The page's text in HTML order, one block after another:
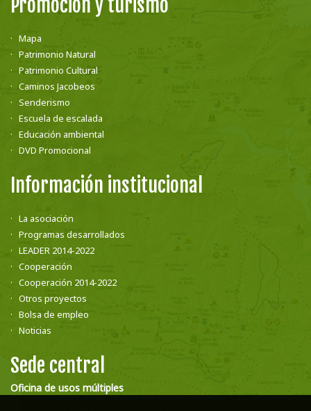
Promoción y turismo
Mapa
Patrimonio Natural
Patrimonio Cultural
Caminos Jacobeos
Senderismo
Escuela de escalada
Educación ambiental
DVD Promocional
Información institucional
La asociación
Programas desarrollados
LEADER 2014-2022
Cooperación
Cooperación 2014-2022
Otros proyectos
Bolsa de empleo
Noticias
Sede central
Oficina de usos múltiples